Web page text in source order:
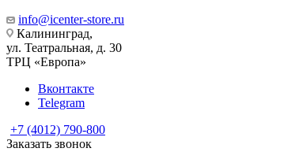
info@icenter-store.ru
Калининград,
ул. Театральная, д. 30
ТРЦ «Европа»
Вконтакте
Telegram
+7 (4012) 790-800
Заказать звонок